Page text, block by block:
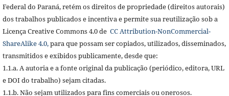
Federal do Paraná, retém os direitos de propriedade (direitos autorais)
dos trabalhos publicados e incentiva e permite sua reutilização sob a
Licença Creative Commons 4.0 de CC Attribution-NonCommercial-
ShareAlike 4.0,para que possam ser copiados, utilizados, disseminados,
transmitidos e exibidos publicamente, desde que:
1.1.a. A autoria e a fonte original da publicação (periódico, editora, URL
e DOI do trabalho) sejam citadas.
1.1.b. Não sejam utilizados para fins comerciais ou onerosos.